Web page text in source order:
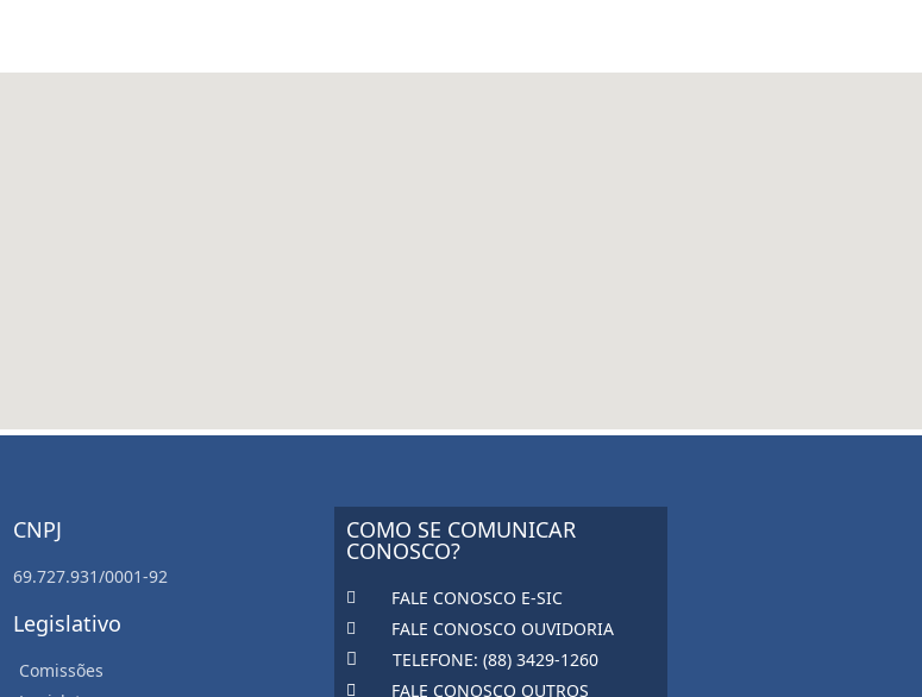
CNPJ
69.727.931/0001-92
Legislativo
Comissões
COMO SE COMUNICAR
CONOSCO?
FALE CONOSCO E-SIC
FALE CONOSCO OUVIDORIA
TELEFONE: (88) 3429-1260
FALE CONOSCO OUTROS